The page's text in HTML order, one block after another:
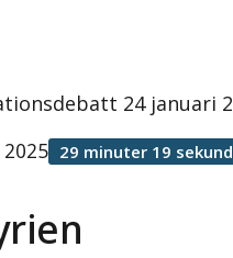
24 januari
29 minuter 19